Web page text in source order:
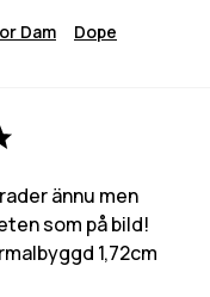
Dam Dope
ännu men
som på bild!
1,72cm